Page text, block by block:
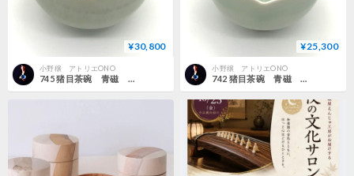
¥30,800
小野穣 アトリエONO
745 猪目茶碗 青磁 13.0×7.7cm
¥25,300
小野穣 アトリエONO
742 猪目茶碗 青磁 12.3×7.3cm